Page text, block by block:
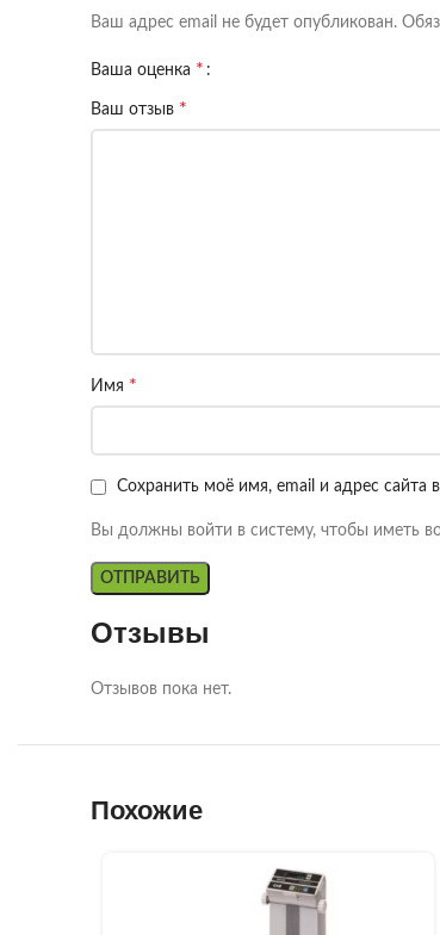
Отзывы
Отзывов пока нет.
Ваш адрес email не будет опубликован.
Ваша оценка *
Ваш отзыв *
Имя *
Сохранить моё имя, email и адрес
Вы должны войти в систему, чтобы иметь
Похожие